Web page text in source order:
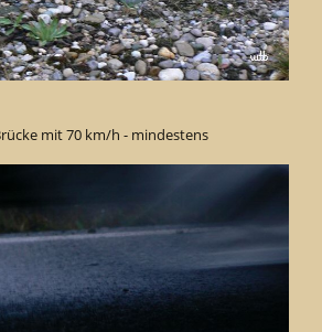
mit 70 km/h - mindestens